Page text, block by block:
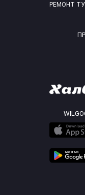
РЕМОНТ